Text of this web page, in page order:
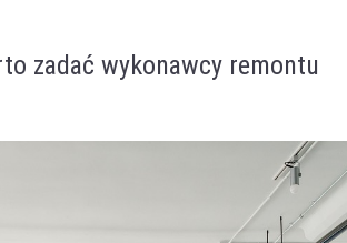
zadać wykonawcy remontu